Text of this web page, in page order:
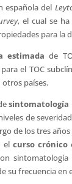
española del
, el cual se
para la
estimada de
el TOC
países.
sintomatología
de
de los tres
elcurso crónico
sintomatología
su frecuencia en